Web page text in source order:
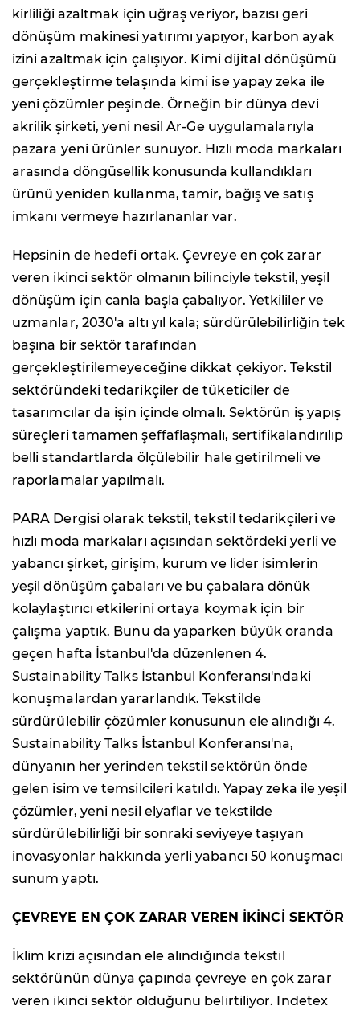
kirliliği azaltmak için uğraş veriyor, bazısı geri
dönüşüm makinesi yatırımı yapıyor, karbon ayak
izini azaltmak için çalışıyor. Kimi dijital dönüşümü
gerçekleştirme telaşında kimi ise yapay zeka ile
yeni çözümler peşinde. Örneğin bir dünya devi
akrilik şirketi, yeni nesil Ar-Ge uygulamalarıyla
pazara yeni ürünler sunuyor. Hızlı moda markaları
arasında döngüsellik konusunda kullandıkları
ürünü yeniden kullanma, tamir, bağış ve satış
imkanı vermeye hazırlananlar var.
Hepsinin de hedefi ortak. Çevreye en çok zarar
veren ikinci sektör olmanın bilinciyle tekstil, yeşil
dönüşüm için canla başla çabalıyor. Yetkililer ve
uzmanlar, 2030'a altı yıl kala; sürdürülebilirliğin tek
başına bir sektör tarafından
gerçekleştirilemeyeceğine dikkat çekiyor. Tekstil
sektöründeki tedarikçiler de tüketiciler de
tasarımcılar da işin içinde olmalı. Sektörün iş yapış
süreçleri tamamen şeffaflaşmalı, sertifikalandırılıp
belli standartlarda ölçülebilir hale getirilmeli ve
raporlamalar yapılmalı.
PARA Dergisi olarak tekstil, tekstil tedarikçileri ve
hızlı moda markaları açısından sektördeki yerli ve
yabancı şirket, girişim, kurum ve lider isimlerin
yeşil dönüşüm çabaları ve bu çabalara dönük
kolaylaştırıcı etkilerini ortaya koymak için bir
çalışma yaptık. Bunu da yaparken büyük oranda
geçen hafta İstanbul'da düzenlenen 4.
Sustainability Talks İstanbul Konferansı'ndaki
konuşmalardan yararlandık. Tekstilde
sürdürülebilir çözümler konusunun ele alındığı 4.
Sustainability Talks İstanbul Konferansı'na,
dünyanın her yerinden tekstil sektörün önde
gelen isim ve temsilcileri katıldı. Yapay zeka ile yeşil
çözümler, yeni nesil elyaflar ve tekstilde
sürdürülebilirliği bir sonraki seviyeye taşıyan
inovasyonlar hakkında yerli yabancı 50 konuşmacı
sunum yaptı.
ÇEVREYE EN ÇOK ZARAR VEREN İKİNCİ SEKTÖR
İklim krizi açısından ele alındığında tekstil
sektörünün dünya çapında çevreye en çok zarar
veren ikinci sektör olduğunu belirtiliyor. Indetex